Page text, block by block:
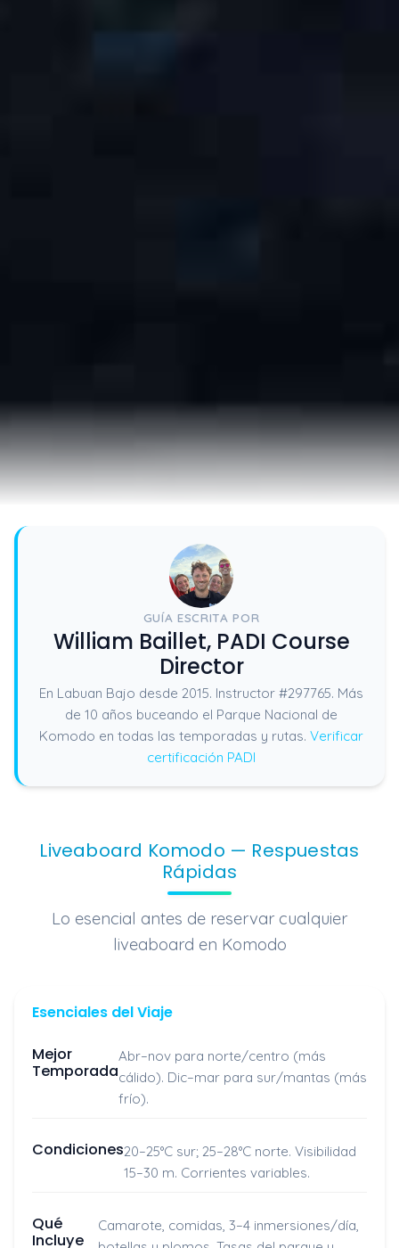
GUÍA ESCRITA POR
William Baillet, PADI Course
Director
En Labuan Bajo desde 2015. Instructor #297765. Más
de 10 años buceando el Parque Nacional de
Komodo en todas las temporadas y rutas. Verificar
certificación PADI
Liveaboard Komodo — Respuestas
Rápidas
Lo esencial antes de reservar cualquier
liveaboard en Komodo
Esenciales del Viaje
Mejor
Temporada
Abr–nov para norte/centro (más
cálido). Dic–mar para sur/mantas (más
frío).
Condiciones20–25°C sur; 25–28°C norte. Visibilidad
15–30 m. Corrientes variables.
Qué
Incluye
Camarote, comidas, 3–4 inmersiones/día,